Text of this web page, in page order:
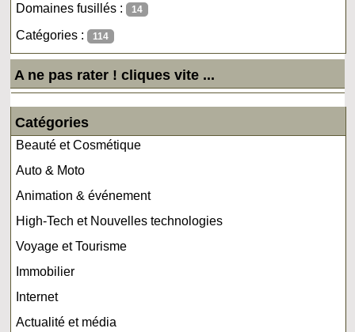
Domaines fusillés : 14
Catégories : 114
A ne pas rater ! cliques vite ...
Catégories
Beauté et Cosmétique
Auto & Moto
Animation & événement
High-Tech et Nouvelles technologies
Voyage et Tourisme
Immobilier
Internet
Actualité et média